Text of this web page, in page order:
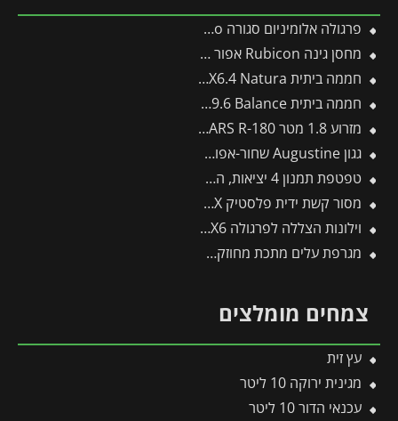
פרגולה אלומיניום סגורה SanRemo לבנה 3X5.6 קירוי לבן מבית Canopia
מחסן גינה Rubicon אפור כהה 1.9X3 מבית פלרם – קנופיה
חממה ביתית 2.4X6.4 Natura מעץ ארז מבית פלרם – Canopia
חממה ביתית 3X9.6 Balance מבית פלרם – Canopia
מזרוע 1.8 מטר ARS R-180 -תבור
גגון Augustine שחור-אפור 2.2*0.9 מבית פלרם – Canopia
טפטפת תמנון 4 יציאות, השקייה מווסתת + טפטפת 8 ליטר לשעה
מסור קשת ידית פלסטיק CT32EX -תבור
וילונות הצללה לפרגולה 3X6 מבית פלרם – Canopia
מגרפת עלים מתכת מחוזקת לכלים מתחלפים פיסקארס
צמחים מומלצים
עץ זית
מגינית ירוקה 10 ליטר
עכנאי הדור 10 ליטר